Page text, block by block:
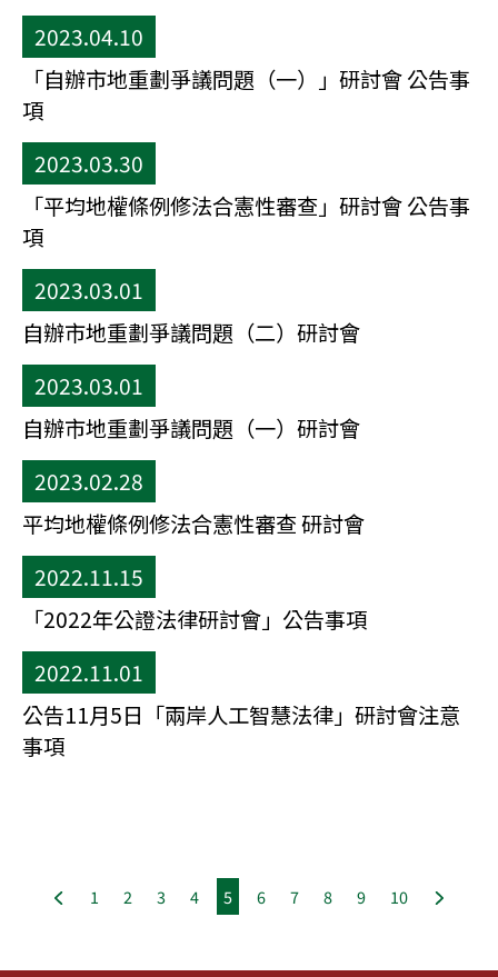
2023.04.10
「自辦市地重劃爭議問題（一）」研討會 公告事
項
2023.03.30
「平均地權條例修法合憲性審查」研討會 公告事
項
2023.03.01
自辦市地重劃爭議問題（二）研討會
2023.03.01
自辦市地重劃爭議問題（一）研討會
2023.02.28
平均地權條例修法合憲性審查 研討會
2022.11.15
「2022年公證法律研討會」公告事項
2022.11.01
公告11月5日「兩岸人工智慧法律」研討會注意
事項
1 2 3 4 5 6 7 8 9 10